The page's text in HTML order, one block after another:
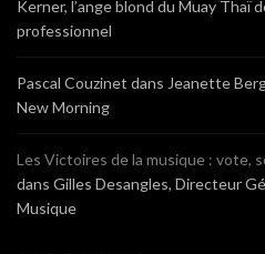
Kerner, l’ange blond du Muay Thaï
professionnel
Pascal Couzinet dans Jeanette
New Morning
Les Victoires de la musique : vote,
dans Gilles Desangles, Directeur
Musique